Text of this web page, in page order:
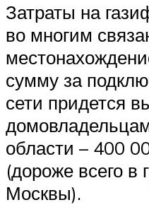
Затраты на
во многим
сумму за
сети придется
области – 400
(дороже всего в
Москвы).